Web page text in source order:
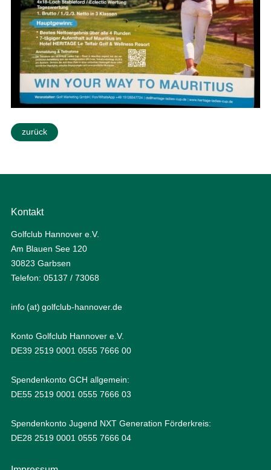
zurück
Kontakt
Golfclub Hannover e.V.
Am Blauen See 120
30823 Garbsen
Telefon: 05137 / 73068
info (at) golfclub-hannover.de
Konto Golfclub Hannover e.V.
DE39 2519 0001 0555 7666 00
Spendenkonto GCH allgemein:
DE55 2519 0001 0555 7666 03
Spendenkonto Jugend NXT Generation Förderkreis:
DE28 2519 0001 0555 7666 04